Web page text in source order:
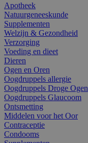
Apotheek
Natuurgeneeskunde
Supplementen
Welzijn & Gezondheid
Verzorging
Voeding en dieet
Dieren
Ogen en Oren
Oogdruppels allergie
Oogdruppels Droge Ogen
Oogdruppels Glaucoom
Ontsmetting
Middelen voor het Oor
Contraceptie
Condooms